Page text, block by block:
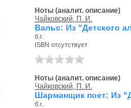
Ноты (аналит. описание)
Чайковский, П. И.
Вальс: Из "Детского
б.г.
ISBN отсутствует
Ноты (аналит. описание)
Чайковский, П. И.
Шарманщик поет: Из
б.г.